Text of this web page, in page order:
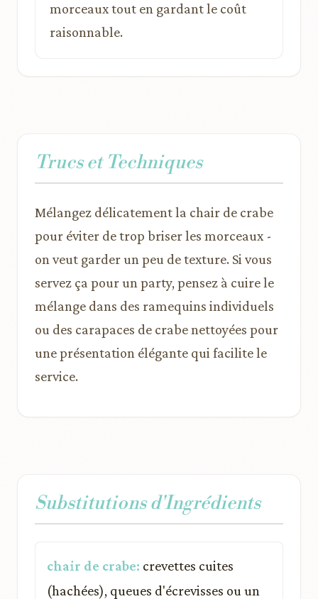
morceaux tout en gardant le coût
raisonnable.
Trucs et Techniques
Mélangez délicatement la chair de crabe
pour éviter de trop briser les morceaux -
on veut garder un peu de texture. Si vous
servez ça pour un party, pensez à cuire le
mélange dans des ramequins individuels
ou des carapaces de crabe nettoyées pour
une présentation élégante qui facilite le
service.
Substitutions d'Ingrédients
chair de crabe: crevettes cuites
(hachées), queues d'écrevisses ou un